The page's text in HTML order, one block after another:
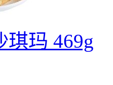
琪玛 469g